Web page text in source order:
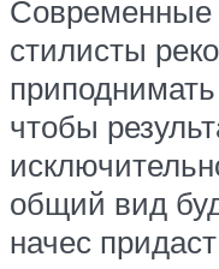
Современные
стилисты
чтобы
общий вид
начес